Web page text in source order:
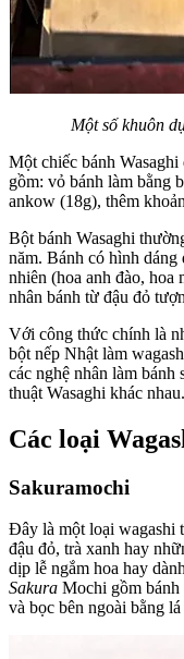
Một số khuôn
Một chiếc bánh
gồm: vỏ bánh làm bằng
ankow (18g), thêm
Bột bánh Wasaghi
năm. Bánh có hình
nhiên (hoa anh đào,
nhân bánh từ đậu đỏ
Với công thức chính là
bột nếp Nhật làm
các nghệ nhân làm bánh
thuật Wasaghi khác nhau.
Các loại
Sakuramochi
Đây là một loại wagashi
đậu đỏ, trà xanh hay
dịp lễ ngắm hoa hay
Sakura Mochi gồm bánh
và bọc bên ngoài bằng